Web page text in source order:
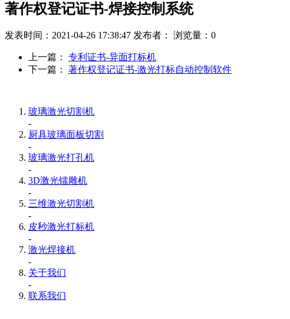
著作权登记证书-焊接控制系统
发表时间：2021-04-26 17:38:47 发布者： 浏览量：0
上一篇：
专利证书-异面打标机
下一篇：
著作权登记证书-激光打标自动控制软件
玻璃激光切割机
-
厨具玻璃面板切割
-
玻璃激光打孔机
-
3D激光镭雕机
-
三维激光切割机
-
皮秒激光打标机
-
激光焊接机
-
关于我们
-
联系我们